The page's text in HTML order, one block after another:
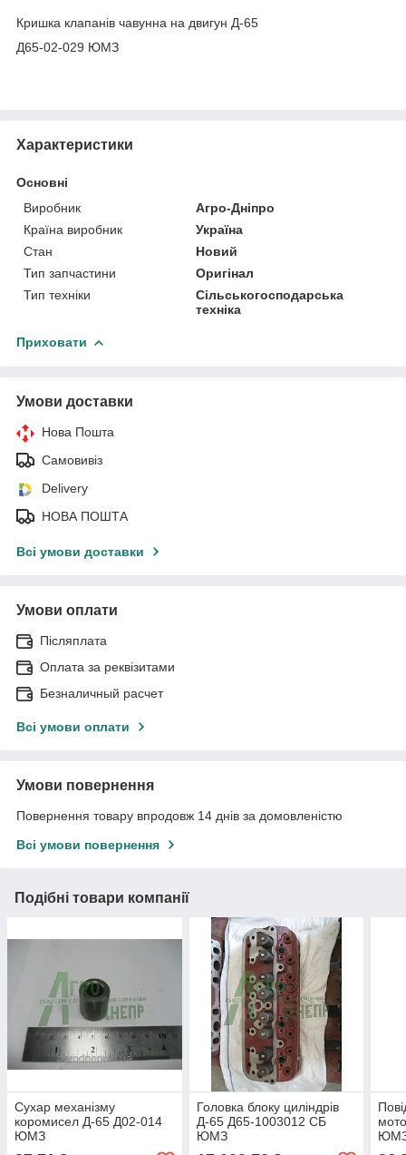
Кришка клапанів чавунна на двигун Д-65
Д65-02-029 ЮМЗ
Характеристики
Основні
Виробник
Агро-Дніпро
Країна виробник
Україна
Стан
Новий
Тип запчастини
Оригінал
Тип техніки
Сільськогосподарська
техніка
Приховати
Умови доставки
Нова Пошта
Самовивіз
Delivery
НОВА ПОШТА
Всі умови доставки
Умови оплати
Післяплата
Оплата за реквізитами
Безналичный расчет
Всі умови оплати
Умови повернення
Повернення товару впродовж 14 днів за домовленістю
Всі умови повернення
Подібні товари компанії
Сухар механізму
коромисел Д-65 Д02-014
ЮМЗ
Головка блоку циліндрів
Д-65 Д65-1003012 СБ
ЮМЗ